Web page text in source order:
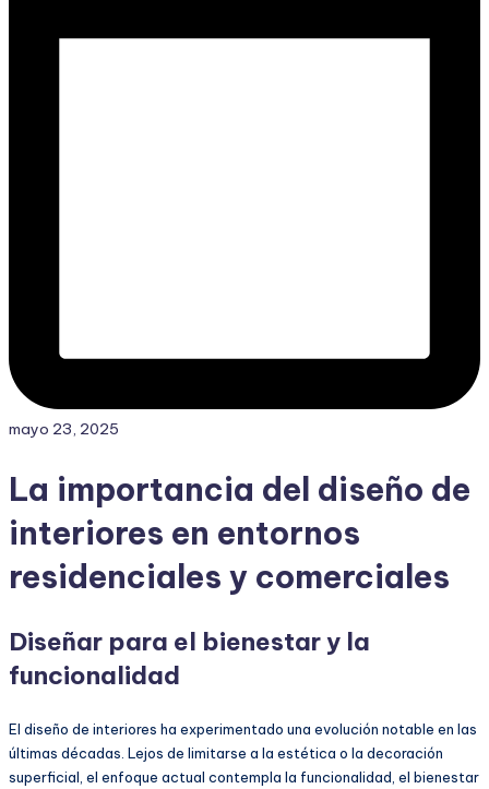
mayo 23, 2025
La importancia del diseño de
interiores en entornos
residenciales y comerciales
Diseñar para el bienestar y la
funcionalidad
El diseño de interiores ha experimentado una evolución notable en las
últimas décadas. Lejos de limitarse a la estética o la decoración
superficial, el enfoque actual contempla la funcionalidad, el bienestar